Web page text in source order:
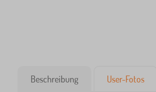
Beschreibung User-Fotos